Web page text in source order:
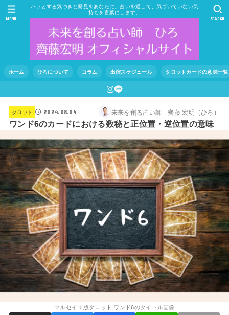
ハッとする気づきと発見をあなたに。占いを通して、気づいていない気
持ちを言葉にします。
ホーム ひろについて コラム 出演スケジュール タロットカードの意味一覧
SEARCH
MENU
タロット 2024.08.04 未来を創る占い師 齊藤 宏明（ひろ）
ワンド6のカードにおける数秘と正位置・逆位置の意味
マルセイユ版タロット ワンド6のタイトル画像